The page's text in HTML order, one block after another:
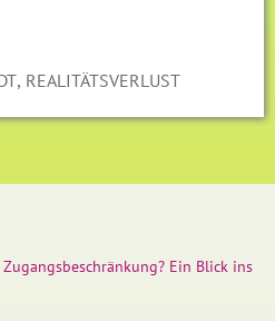
, REALITÄTSVERLUST
Ein Blick ins